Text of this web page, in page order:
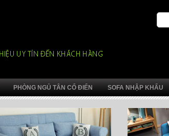
PHÒNG NGỦ TÂN CỔ ĐIỂN SOFA NHẬP KHẨU